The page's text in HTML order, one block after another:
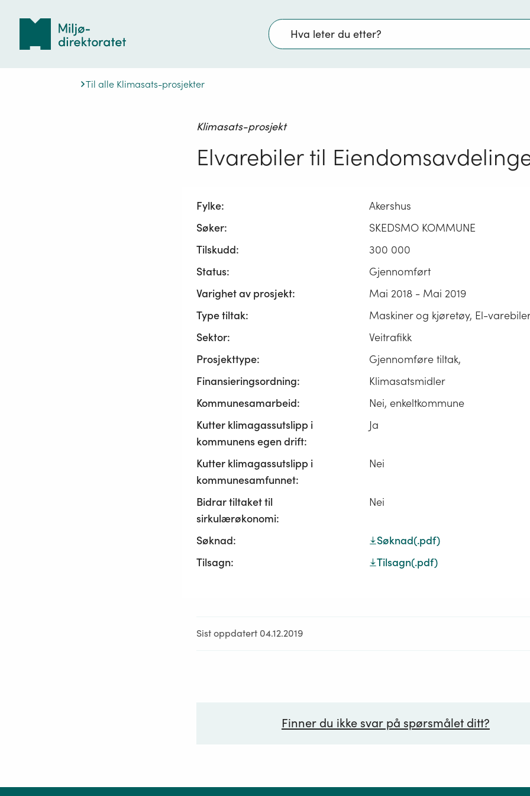
Søk
Til alle Klimasats-prosjekter
Klimasats-prosjekt
Elvarebiler til
Fylke:
Akershus
Søker:
SKEDSMO KOMMUNE
Tilskudd:
300 000
Status:
Gjennomført
Varighet av prosjekt:
Mai 2018 - Mai 2019
Type tiltak:
Maskiner og kjøretøy, El-
Sektor:
Veitrafikk
Prosjekttype:
Gjennomføre tiltak,
Finansieringsordning:
Klimasatsmidler
Kommunesamarbeid:
Nei, enkeltkommune
Kutter klimagassutslipp i
kommunens egen drift:
Ja
Kutter klimagassutslipp i
kommunesamfunnet:
Nei
Bidrar tiltaket til
sirkulærøkonomi:
Nei
Søknad: Søknad(.pdf)
Tilsagn:
Tilsagn(.pdf)
Sist oppdatert 04.12.2019
Finner du ikke svar på spørsmålet ditt?